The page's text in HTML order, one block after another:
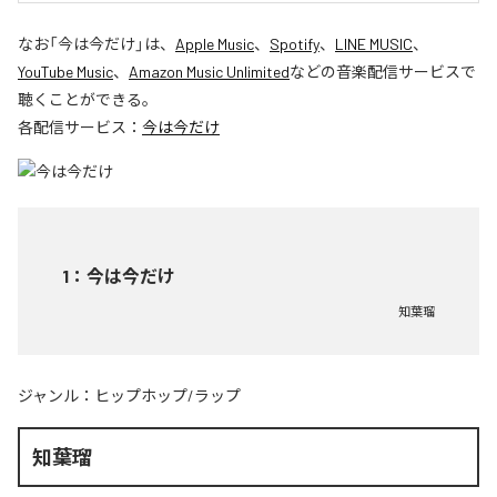
なお「今は今だけ」は、 Apple Music、 Spotify、 LINE MUSIC、
YouTube Music、 Amazon Music Unlimitedなどの音楽配信サービスで
聴くことができる。
各配信サービス： 今は今だけ
1 ： 今は今だけ
知葉瑠
ジャンル： ヒップホップ/ラップ
知葉瑠